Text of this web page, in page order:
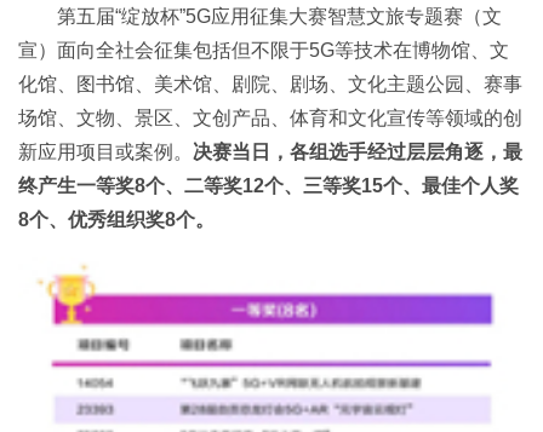
第五届“绽放杯”5G应用征集大赛智慧文旅专题赛（文
宣）面向全社会征集包括但不限于5G等技术在博物馆、文
化馆、图书馆、美术馆、剧院、剧场、文化主题公园、赛事
场馆、文物、景区、文创产品、体育和文化宣传等领域的创
新应用项目或案例。 决赛当日，各组选手经过层层角逐，最
终产生一等奖8个、二等奖12个、三等奖15个、最佳个人奖
8个、优秀组织奖8个。